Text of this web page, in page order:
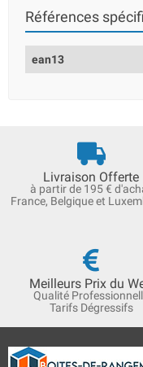
Références
ean13
Livraison Offerte
à partir de 195 €
France, Belgique et
Meilleurs Prix du
Qualité
Tarifs Dégressifs